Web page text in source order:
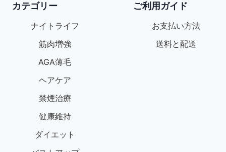
カテゴリー
ナイトライフ
筋肉増強
AGA薄毛
ヘアケア
禁煙治療
健康維持
ダイエット
ご利用ガイド
お支払い方法
送料と配送